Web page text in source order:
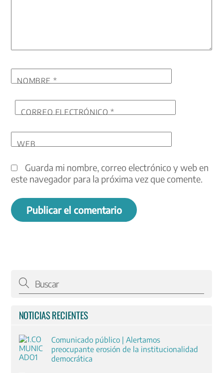
NOMBRE *
CORREO ELECTRÓNICO*
WEB
Guarda mi nombre, correo electrónico y web en
este navegador para la próxima vez que comente.
NOTICIAS RECIENTES
Comunicado público | Alertamos
preocupante erosión de la institucionalidad
democrática